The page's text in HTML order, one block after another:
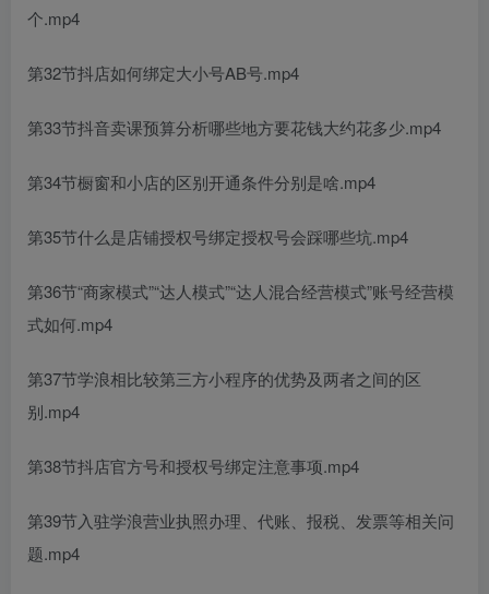
个.mp4
第32节抖店如何绑定大小号AB号.mp4
第33节抖音卖课预算分析哪些地方要花钱大约花多少.mp4
第34节橱窗和小店的区别开通条件分别是啥.mp4
第35节什么是店铺授权号绑定授权号会踩哪些坑.mp4
第36节“商家模式”“达人模式”“达人混合经营模式”账号经营模
式如何.mp4
第37节学浪相比较第三方小程序的优势及两者之间的区
别.mp4
第38节抖店官方号和授权号绑定注意事项.mp4
第39节入驻学浪营业执照办理、代账、报税、发票等相关问
题.mp4